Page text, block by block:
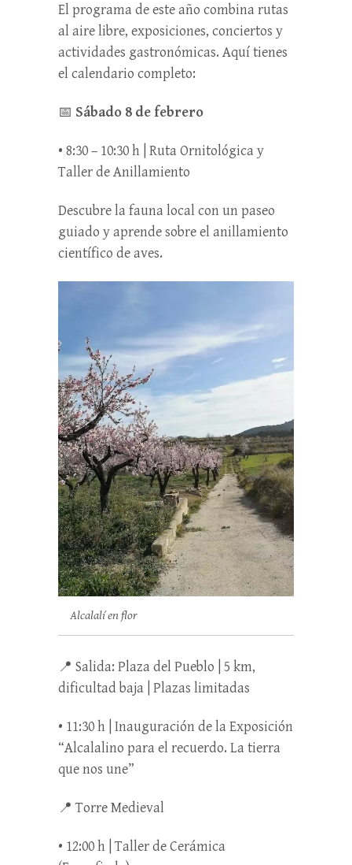
El programa de este año combina rutas
al aire libre, exposiciones, conciertos y
actividades gastronómicas. Aquí tienes
el calendario completo:
📅 Sábado 8 de febrero
• 8:30 – 10:30 h | Ruta Ornitológica y
Taller de Anillamiento
Descubre la fauna local con un paseo
guiado y aprende sobre el anillamiento
científico de aves.
Alcalalí en flor
📍 Salida: Plaza del Pueblo | 5 km,
dificultad baja | Plazas limitadas
• 11:30 h | Inauguración de la Exposición
“Alcalalino para el recuerdo. La tierra
que nos une”
📍 Torre Medieval
• 12:00 h | Taller de Cerámica